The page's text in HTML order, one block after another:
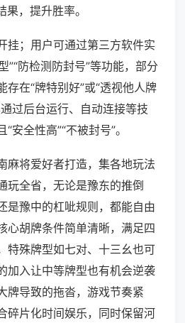
，提升胜率。
挂；用户可通过第三方软件实
”“防检测防封号”等功能，部分
存在“牌特别好”或“透视他人牌
过后台运行、自动连接等技
安全性高”“不被封号”。
麻将爱好者打造，集各地玩法
玩全省，无论是豫东的推倒
是豫中的杠呲规则，都能自由
心胡牌条件简单清晰，满足四
特殊牌型如七对、十三幺也可
加入让中等牌型也有机会逆袭
牌导致的拖沓，游戏节奏紧
碎片化时间娱乐，同时保留河